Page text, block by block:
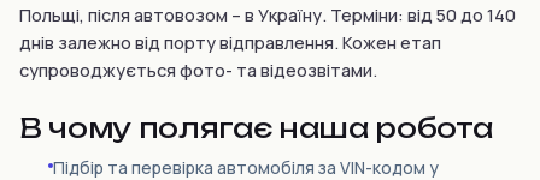
Польщі, після автовозом – в Україну. Терміни: від 50 до 140
днів залежно від порту відправлення. Кожен етап
супроводжується фото- та відеозвітами.
В чому полягає наша робота
Підбір та перевірка автомобіля за VIN-кодом у